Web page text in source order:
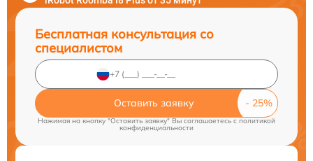
Бесплатная консультация со
специалистом
Оставить заявку
Нажимая на кнопку "Оставить заявку" Вы соглашаетесь cполитикой
конфиденциальности